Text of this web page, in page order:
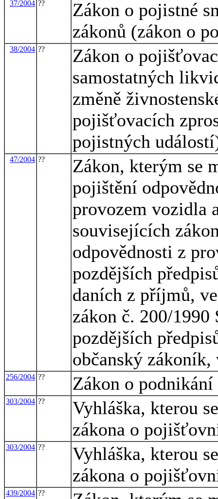
37/2004 ??
Zákon o pojistné
zákonů (zákon o
38/2004 ??
Zákon o
samostatných
změně
pojišťovacích
pojistných
47/2004 ??
Zákon, kterým se
pojištění
provozem vozidla
souvisejících
odpovědnosti z
pozdějších
daních z příjmů,
zákon č. 200/1990
pozdějších
občanský
256/2004 ?? Zákon o
303/2004 ??
Vyhláška, kterou
zákona o
303/2004 ??
Vyhláška, kterou
zákona o
439/2004 ??